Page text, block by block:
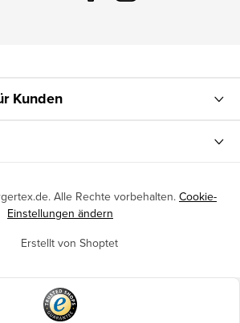
Kunden
Erstellt von Shoptet
. Alle Rechte vorbehalten. Cookie-
Einstellungen ändern